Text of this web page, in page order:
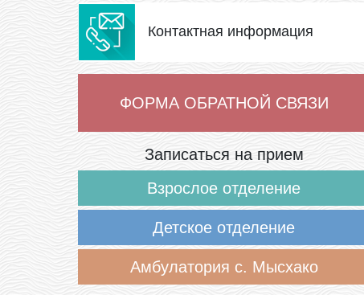
Контактная информация
ФОРМА ОБРАТНОЙ СВЯЗИ
Записаться на прием
Взрослое отделение
Детское отделение
Амбулатория с. Мысхако